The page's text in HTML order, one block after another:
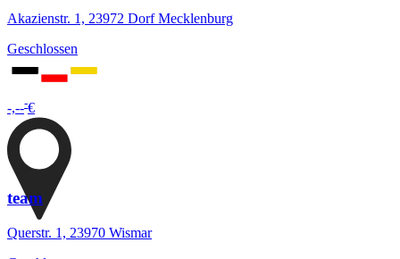
Akazienstr. 1, 23972 Dorf Mecklenburg
Geschlossen
-,---€
team
Querstr. 1, 23970 Wismar